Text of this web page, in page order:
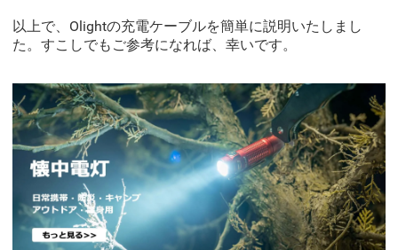
以上で、Olightの充電ケーブルを簡単に説明いたしまし
た。すこしでもご参考になれば、幸いです。